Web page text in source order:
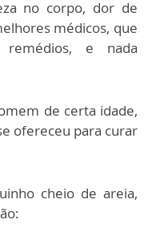
no corpo, dor de
médicos, que
remédios, e nada
de certa idade,
ofereceu para curar
cheio de areia,